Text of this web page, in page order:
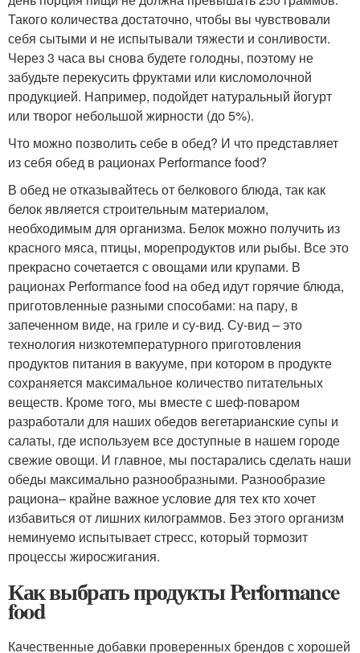
Такого количества достаточно, чтобы вы чувствовали
себя сытыми и не испытывали тяжести и сонливости.
Через 3 часа вы снова будете голодны, поэтому не
забудьте перекусить фруктами или кисломолочной
продукцией. Например, подойдет натуральный йогурт
или творог небольшой жирности (до 5%).
Что можно позволить себе в обед? И что представляет
из себя обед в рационах Performance food?
В обед не отказывайтесь от белкового блюда, так как
белок является строительным материалом,
необходимым для организма. Белок можно получить из
красного мяса, птицы, морепродуктов или рыбы. Все это
прекрасно сочетается с овощами или крупами. В
рационах Performance food на обед идут горячие блюда,
приготовленные разными способами: на пару, в
запеченном виде, на гриле и су-вид. Су-вид – это
технология низкотемпературного приготовления
продуктов питания в вакууме, при котором в продукте
сохраняется максимальное количество питательных
веществ. Кроме того, мы вместе с шеф-поваром
разработали для наших обедов вегетарианские супы и
салаты, где используем все доступные в нашем городе
свежие овощи. И главное, мы постарались сделать наши
обеды максимально разнообразными. Разнообразие
рациона– крайне важное условие для тех кто хочет
избавиться от лишних килограммов. Без этого организм
неминуемо испытывает стресс, который тормозит
процессы жиросжигания.
Как выбрать продукты Performance
food
Качественные добавки проверенных брендов с хорошей